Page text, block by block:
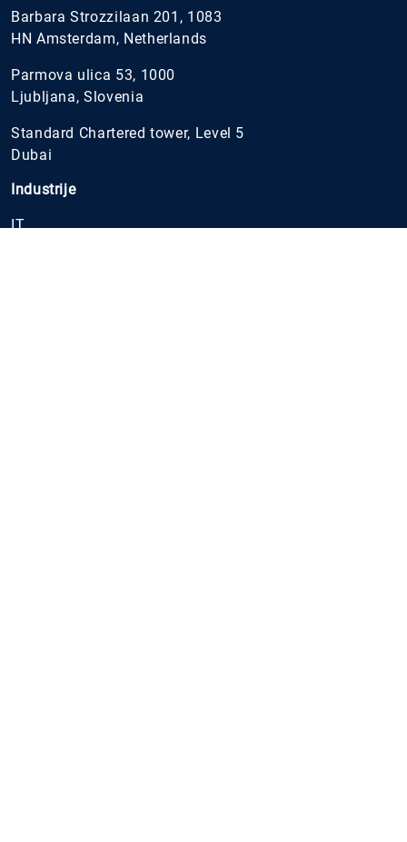
Barbara Strozzilaan 201, 1083
HN Amsterdam, Netherlands
Parmova ulica 53, 1000
Ljubljana, Slovenia
Standard Chartered tower, Level 5
Dubai
Industrije
IT